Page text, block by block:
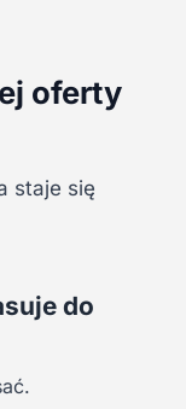
oferty
staje się
do